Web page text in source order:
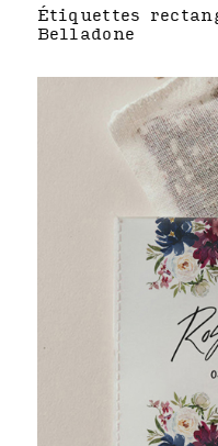
Étiquettes
Belladone